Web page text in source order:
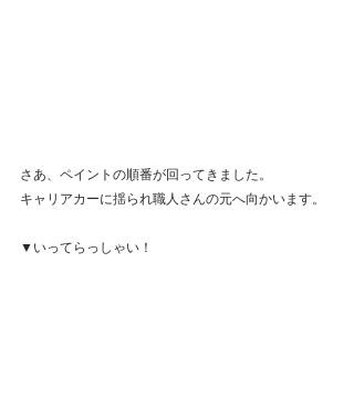
さあ、ペイントの順番が回ってきました。
キャリアカーに揺られ職人さんの元へ向かいます。
▼いってらっしゃい！